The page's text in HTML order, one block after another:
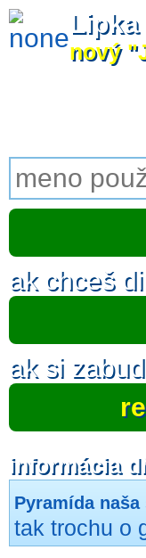
nový
ak chceš
ak si
informácia
Pyramída
tak trochu o